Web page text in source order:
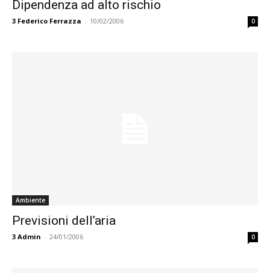
Dipendenza ad alto rischio
3 Federico Ferrazza - 10/02/2006 0
Ambiente
Previsioni dell’aria
3 Admin - 24/01/2006 0